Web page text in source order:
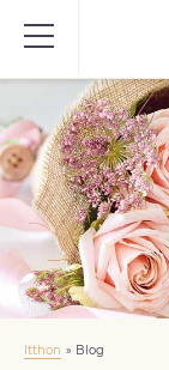
Itthon » Blog